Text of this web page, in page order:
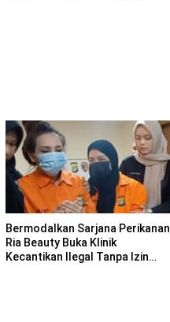
Bermodalkan Sarjana Perikanan
Ria Beauty Buka Klinik
Kecantikan Ilegal Tanpa Izin